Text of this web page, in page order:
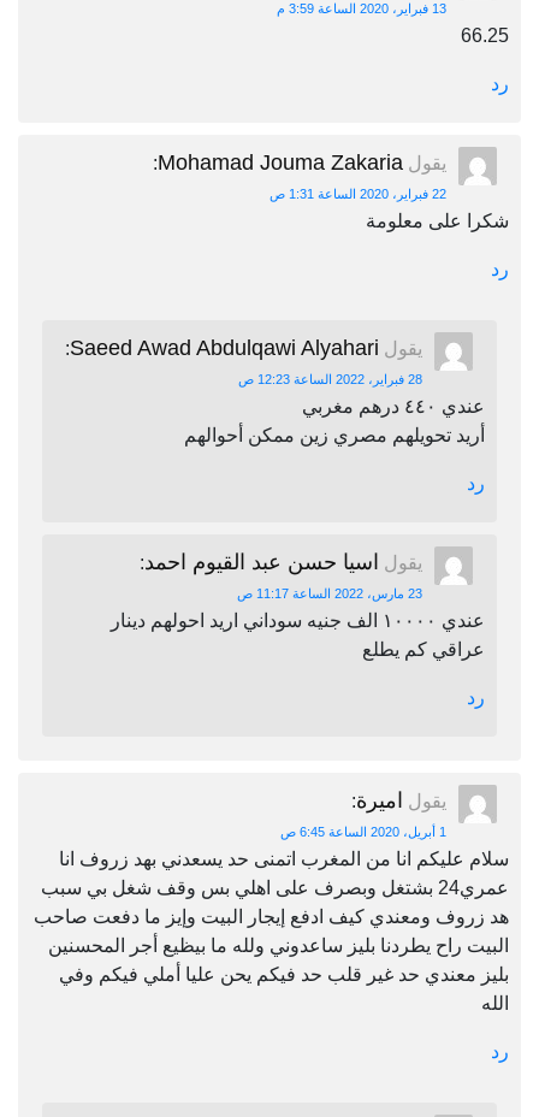
13 فبراير، 2020 الساعة 3:59 م
66.25
رد
يقول Mohamad Jouma Zakaria
:
22 فبراير، 2020 الساعة 1:31 ص
شكرا على معلومة
رد
يقول Saeed Awad Abdulqawi Alyahari
:
28 فبراير، 2022 الساعة 12:23 ص
عندي ٤٤٠ درهم مغربي
أريد تحويلهم مصري زين ممكن أحوالهم
رد
يقول اسيا حسن عبد القيوم احمد:
23 مارس، 2022 الساعة 11:17 ص
عندي ١٠٠٠٠ الف جنيه سوداني اريد احولهم دينار
عراقي كم يطلع
رد
يقول اميرة:
1 أبريل، 2020 الساعة 6:45 ص
سلام عليكم انا من المغرب اتمنى حد يسعدني بهد زروف انا
عمري24 بشتغل وبصرف على اهلي بس وقف شغل بي سبب
هد زروف ومعندي كيف ادفع إيجار البيت وإيز ما دفعت صاحب
البيت راح يطردنا بليز ساعدوني ولله ما بيظيع أجر المحسنين
بليز معندي حد غير قلب حد فيكم يحن عليا أملي فيكم وفي
الله
رد